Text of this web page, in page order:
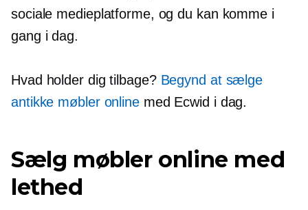
sociale medieplatforme, og du kan komme i
gang i dag.
Hvad holder dig tilbage? Begynd at sælge
antikke møbler onlinemed Ecwid i dag.
Sælg møbler online med
lethed